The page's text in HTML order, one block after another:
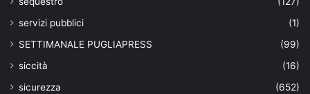
servizi pubblici
(1)
SETTIMANALE PUGLIAPRESS
(99)
siccità
(16)
sicurezza
(652)